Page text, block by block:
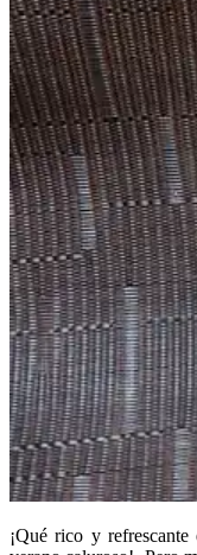
¡Qué rico y